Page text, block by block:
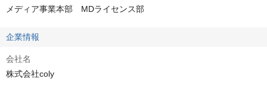
メディア事業本部　MDライセンス部
企業情報
会社名
株式会社coly